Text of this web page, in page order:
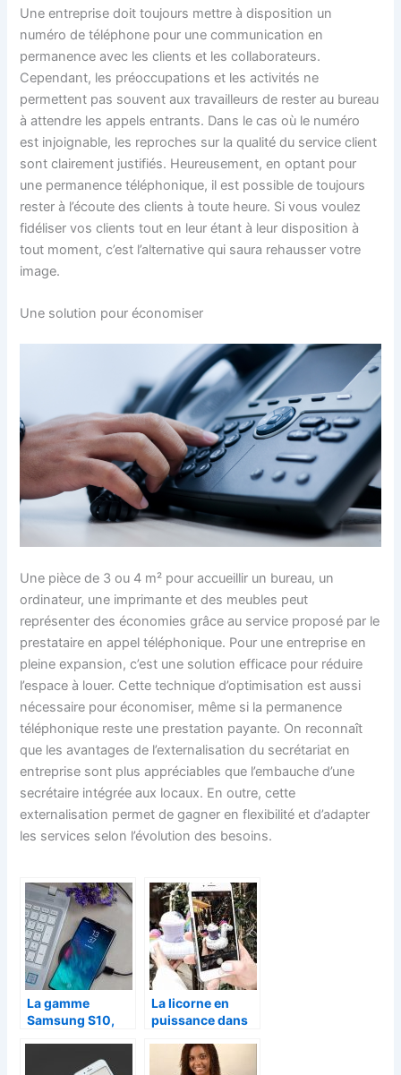
Une entreprise doit toujours mettre à disposition un
numéro de téléphone pour une communication en
permanence avec les clients et les collaborateurs.
Cependant, les préoccupations et les activités ne
permettent pas souvent aux travailleurs de rester au bureau
à attendre les appels entrants. Dans le cas où le numéro
est injoignable, les reproches sur la qualité du service client
sont clairement justifiés. Heureusement, en optant pour
une permanence téléphonique, il est possible de toujours
rester à l’écoute des clients à toute heure. Si vous voulez
fidéliser vos clients tout en leur étant à leur disposition à
tout moment, c’est l’alternative qui saura rehausser votre
image.
Une solution pour économiser
Une pièce de 3 ou 4 m² pour accueillir un bureau, un
ordinateur, une imprimante et des meubles peut
représenter des économies grâce au service proposé par le
prestataire en appel téléphonique. Pour une entreprise en
pleine expansion, c’est une solution efficace pour réduire
l’espace à louer. Cette technique d’optimisation est aussi
nécessaire pour économiser, même si la permanence
téléphonique reste une prestation payante. On reconnaît
que les avantages de l’externalisation du secrétariat en
entreprise sont plus appréciables que l’embauche d’une
secrétaire intégrée aux locaux. En outre, cette
externalisation permet de gagner en flexibilité et d’adapter
les services selon l’évolution des besoins.
La gamme
Samsung S10,
croquée
La licorne en
puissance dans
quotidien